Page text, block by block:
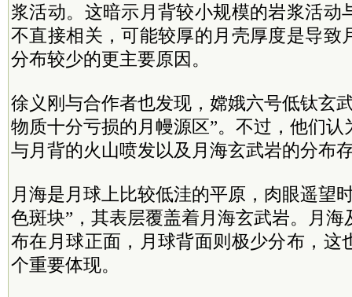
浆活动。这暗示月背较小规模的岩浆活动
不直接相关，可能较厚的月壳厚度是导致
分布较少的更主要原因。
徐义刚与合作者也发现，嫦娥六号低钛玄
物质十分亏损的月幔源区”。不过，他们
与月背的火山喷发以及月海玄武岩的分布
月海是月球上比较低洼的平原，肉眼遥望
色斑块”，其表层覆盖着月海玄武岩。月
布在月球正面，月球背面则极少分布，这
个重要体现。